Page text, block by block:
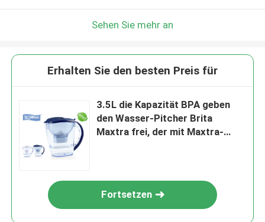
Sehen Sie mehr an
Erhalten Sie den besten Preis für
3.5L die Kapazität BPA geben
den Wasser-Pitcher Brita
Maxtra frei, der mit Maxtra-
Fortsetzen